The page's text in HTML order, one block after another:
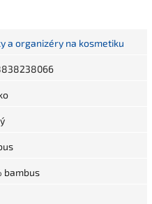
a organizéry na kosmetiku
bambus